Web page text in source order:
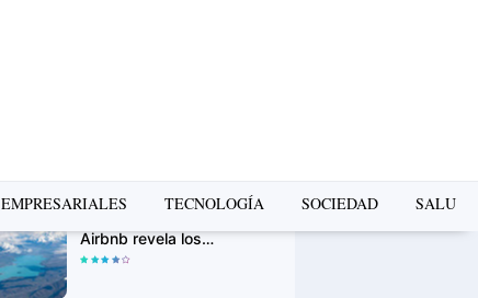
EMPRESARIALES TECNOLOGÍA SOCIEDAD SALUD
La Copa Mundial FIFA
Airbnb revela los
destinos que más